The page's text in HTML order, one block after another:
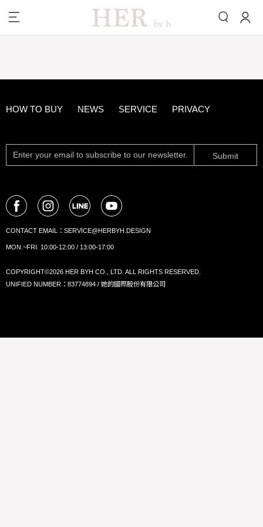
HOW TO BUY NEWS SERVICE PRIVACY
Submit
CONTACT EMAIL： SERVICE@HERBYH.DESIGN
MON.~FRI. 10:00-12:00 / 13:00-17:00
COPYRIGHT©2026 HER BYH CO., LTD. ALL RIGHTS RESERVED.
UNIFIED NUMBER：83774894 / 她的國際股份有限公司